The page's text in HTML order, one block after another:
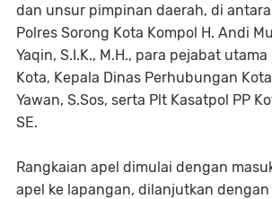
dan unsur pimpinan daerah, di
Polres Sorong Kota Kompol H. Andi
Yaqin, S.I.K., M.H., para pejabat
Kota, Kepala Dinas Perhubungan
Yawan, S.Sos, serta Plt Kasatpol PP
SE.
Rangkaian apel dimulai dengan
apel ke lapangan, dilanjutkan